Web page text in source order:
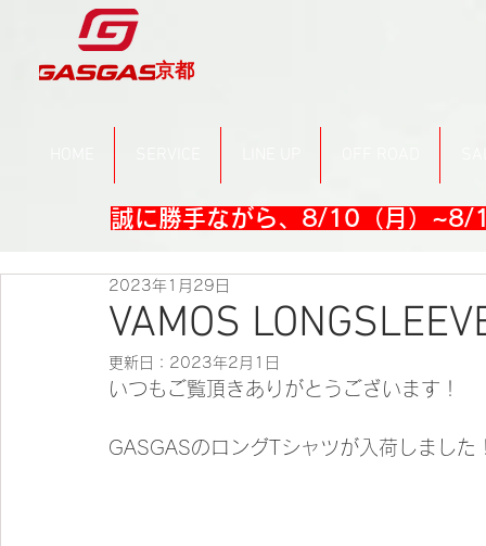
京都
誠に勝手ながら、8/10（月）~8/
VAMOS
2023年1月29日
更新日： 2023年2月1日
いつもご覧頂きありがとうございます！
GASGASのロングTシャツが入荷しました